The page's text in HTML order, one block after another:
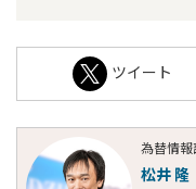
ツイート
為替情
松井 隆